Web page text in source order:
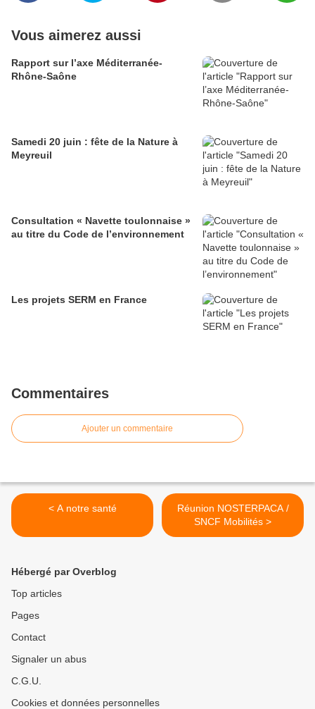
Vous aimerez aussi
Rapport sur l’axe Méditerranée-
Rhône-Saône
Samedi 20 juin : fête de la Nature à
Meyreuil
Consultation « Navette toulonnaise »
au titre du Code de l’environnement
Les projets SERM en France
Commentaires
Ajouter un commentaire
< A notre santé
Réunion NOSTERPACA /
SNCF Mobilités >
Hébergé par Overblog
Top articles
Pages
Contact
Signaler un abus
C.G.U.
Cookies et données personnelles